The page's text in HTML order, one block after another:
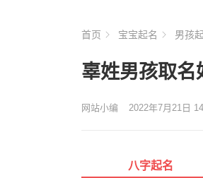
首页 宝宝起名 男孩
辜姓男孩取名
网站小编 2022年7月21日
八字起名